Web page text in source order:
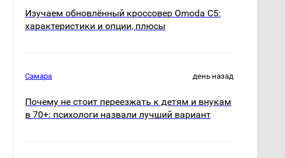
Изучаем обновлённый кроссовер Omoda C5:
характеристики и опции, плюсы
Самара день назад
Почему не стоит переезжать к детям и внукам
в 70+: психологи назвали лучший вариант